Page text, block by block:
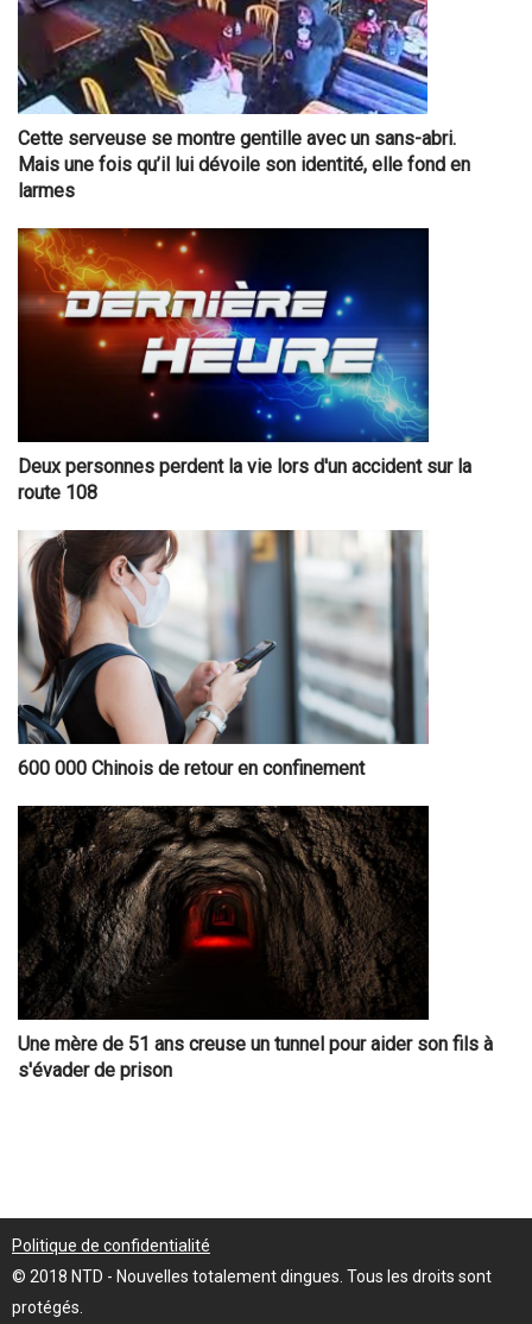
Cette serveuse se montre gentille avec un sans-abri.
Mais une fois qu’il lui dévoile son identité, elle fond en
larmes
Deux personnes perdent la vie lors d'un accident sur la
route 108
600 000 Chinois de retour en confinement
Une mère de 51 ans creuse un tunnel pour aider son fils à
s'évader de prison
Politique de confidentialité
© 2018 NTD - Nouvelles totalement dingues. Tous les droits sont
protégés.